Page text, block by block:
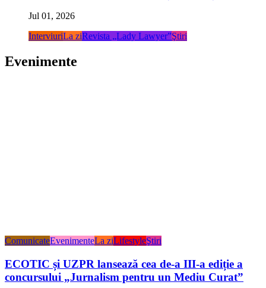
Jul 01, 2026
InterviuriLa ziRevista „Lady Lawyer”Ştiri
Evenimente
ComunicateEvenimenteLa ziLifestyleŞtiri
ECOTIC și UZPR lansează cea de-a III-a ediție a
concursului „Jurnalism pentru un Mediu Curat”